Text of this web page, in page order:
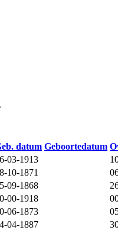
datum Geboortedatum
03-1913
10-1871
09-1868
00-1918
06-1873
04-1887